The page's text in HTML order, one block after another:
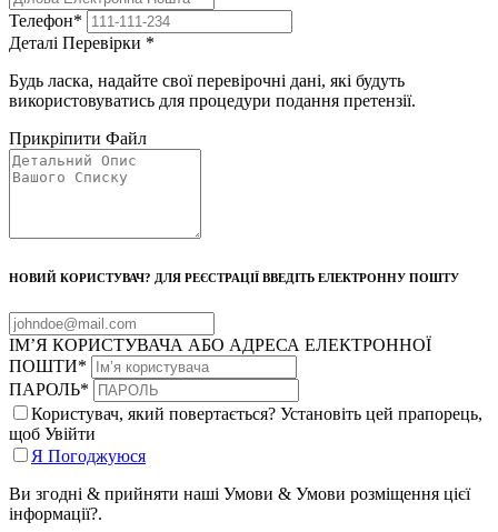
Телефон*
Деталі Перевірки *
Будь ласка, надайте свої перевірочні дані, які будуть
використовуватись для процедури подання претензії.
Прикріпити Файл
НОВИЙ КОРИСТУВАЧ? ДЛЯ РЕЄСТРАЦІЇ ВВЕДІТЬ ЕЛЕКТРОННУ ПОШТУ
ІМ’Я КОРИСТУВАЧА АБО АДРЕСА ЕЛЕКТРОННОЇ
ПОШТИ*
ПАРОЛЬ*
Користувач, який повертається? Установіть цей прапорець,
щоб Увійти
Я Погоджуюся
Ви згодні & прийняти наші Умови & Умови розміщення цієї
інформації?.